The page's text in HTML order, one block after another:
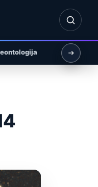
Otvori